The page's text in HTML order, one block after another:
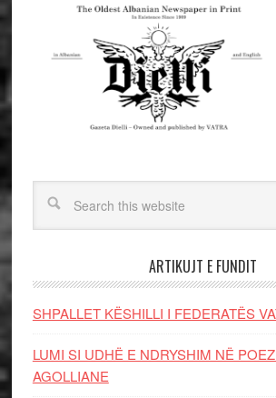
ARTIKUJT E FUNDIT
SHPALLET KËSHILLI I FEDERATËS
LUMI SI UDHË E NDRYSHIM NË
AGOLLIANE